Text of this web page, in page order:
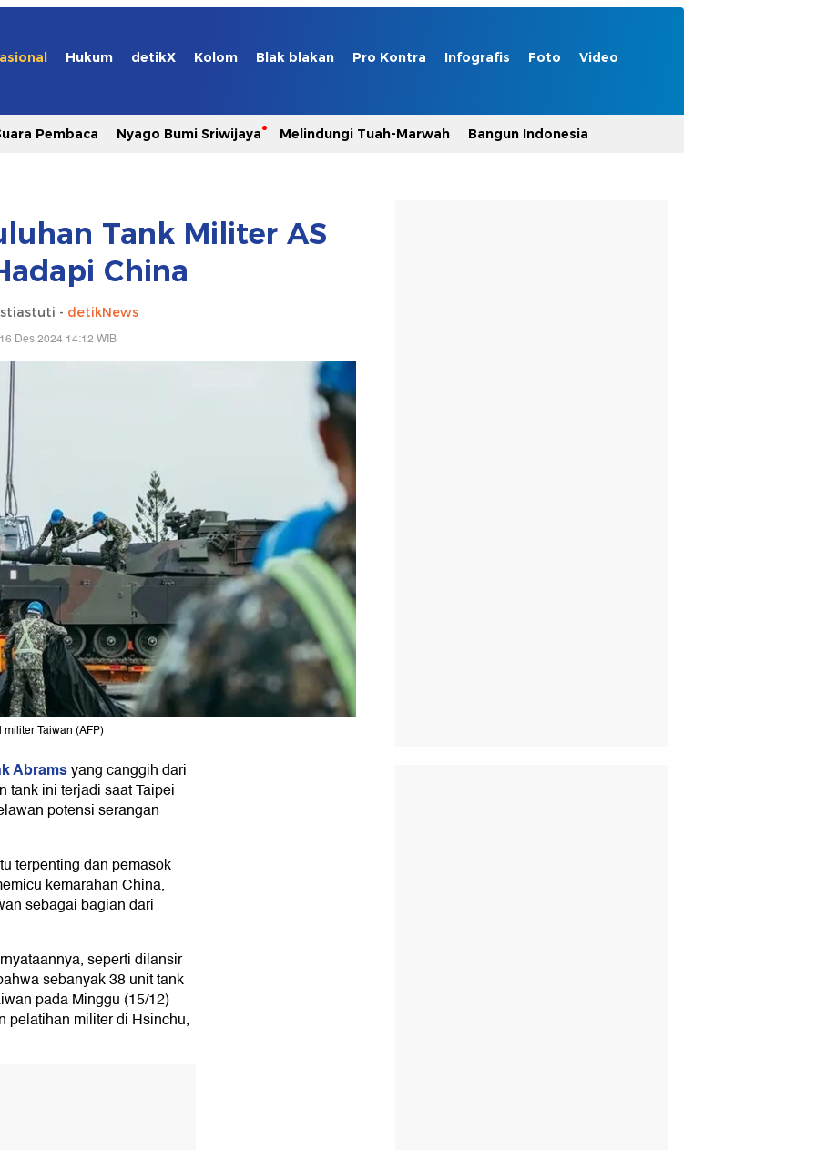
Hukum detikX Kolom Blak blakan Pro Kontra Infografis Foto Video
Pembaca Nyago Bumi Sriwijaya Melindungi Tuah-Marwah Bangun Indonesia
Tank Militer AS
China
- detikNews
Des 2024 14:12 WIB
Taiwan (AFP)
Abramsyang canggih dari
tank ini terjadi saat Taipei
potensi serangan
terpenting dan pemasok
kemarahan China,
sebagai bagian dari
seperti dilansir
sebanyak 38 unit tank
pada Minggu (15/12)
pelatihan militer di Hsinchu,